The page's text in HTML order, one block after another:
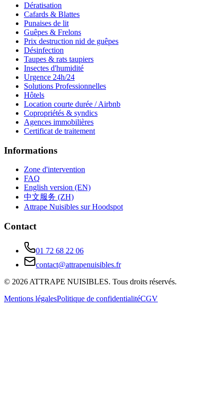
Dératisation
Cafards & Blattes
Punaises de lit
Guêpes & Frelons
Prix destruction nid de guêpes
Désinfection
Taupes & rats taupiers
Insectes d'humidité
Urgence 24h/24
Solutions Professionnelles
Hôtels
Location courte durée / Airbnb
Copropriétés & syndics
Agences immobilières
Certificat de traitement
Informations
Zone d'intervention
FAQ
English version (EN)
中文服务 (ZH)
Attrape Nuisibles sur Hoodspot
Contact
01 72 68 22 06
contact@attrapenuisibles.fr
© 2026 ATTRAPE NUISIBLES. Tous droits réservés.
Mentions légalesPolitique de confidentialitéCGV